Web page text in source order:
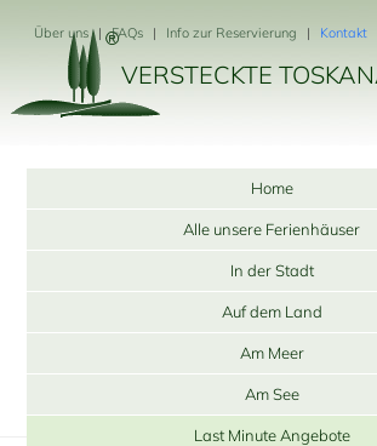
VERSTECKTE
Über uns FAQs Info zur Reservierung Kontakt
Home
Alle unsere Ferienhäuser
In der Stadt
Auf dem Land
Am Meer
Am See
Last Minute Angebote